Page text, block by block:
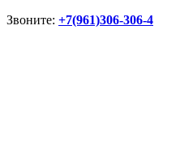
Звоните: +7(961)306-306-4